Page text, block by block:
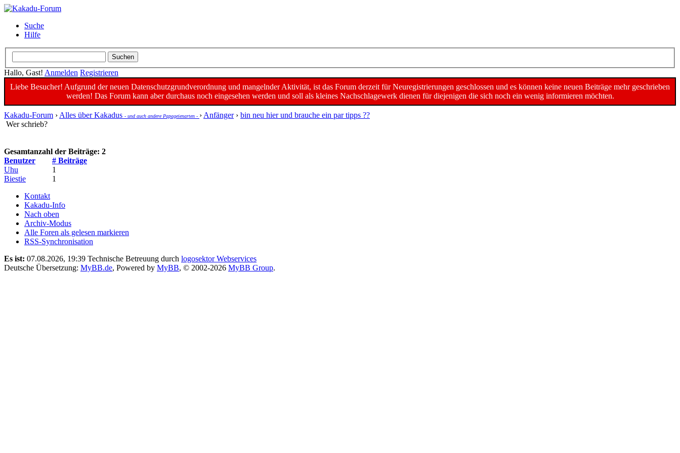
Suche
Hilfe
Hallo, Gast! Anmelden Registrieren
Liebe Besucher! Aufgrund der neuen Datenschutzgrundverordnung und mangelnder Aktivität, ist das Forum derzeit für Neuregistrierungen geschlossen und es können keine neuen Beiträge mehr geschrieben
werden! Das Forum kann aber durchaus noch eingesehen werden und soll als kleines Nachschlagewerk dienen für diejenigen die sich noch ein wenig informieren möchten.
Kakadu-Forum › Alles über Kakadus - und auch andere Papageienarten - › Anfänger› bin neu hier und brauche ein par tipps ??
Wer schrieb?
Gesamtanzahl der Beiträge: 2
Benutzer
# Beiträge
Uhu
1
Biestie
1
Kontakt
Kakadu-Info
Nach oben
Archiv-Modus
Alle Foren als gelesen markieren
RSS-Synchronisation
Es ist: 07.08.2026, 19:39 Technische Betreuung durch logosektor Webservices
Deutsche Übersetzung: MyBB.de, Powered by MyBB, © 2002-2026 MyBB Group.